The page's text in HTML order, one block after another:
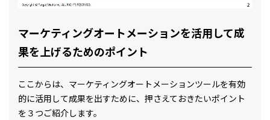
マーケティングオートメーションを活用して成
果を上げるためのポイント
ここからは、マーケティングオートメーションツールを有効
的に活用して成果を出すために、押さえておきたいポイント
を３つご紹介します。